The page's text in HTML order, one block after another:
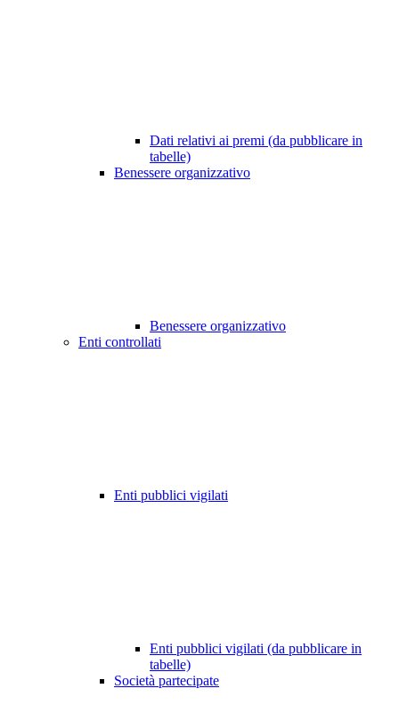
Dati relativi ai premi (da pubblicare in
tabelle)
Benessere organizzativo
Benessere organizzativo
Enti controllati
Enti pubblici vigilati
Enti pubblici vigilati (da pubblicare in
tabelle)
Società partecipate